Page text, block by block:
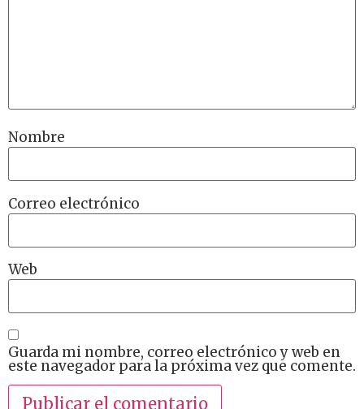
Nombre
Correo electrónico
Web
Guarda mi nombre, correo electrónico y web en
este navegador para la próxima vez que comente.